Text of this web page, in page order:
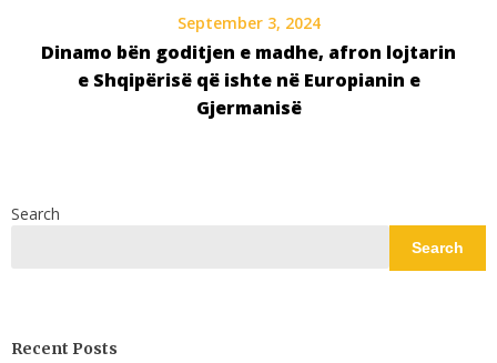
September 3, 2024
Dinamo bën goditjen e madhe, afron lojtarin
e Shqipërisë që ishte në Europianin e
Gjermanisë
Search
Search
Recent Posts